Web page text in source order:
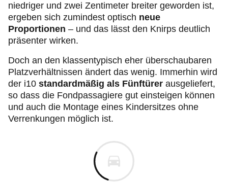
niedriger und zwei Zentimeter breiter geworden ist,
ergeben sich zumindest optisch neue
Proportionen – und das lässt den Knirps deutlich
präsenter wirken.
Doch an den klassentypisch eher überschaubaren
Platzverhältnissen ändert das wenig. Immerhin wird
der i10 standardmäßig als Fünftürer ausgeliefert,
so dass die Fondpassagiere gut einsteigen können
und auch die Montage eines Kindersitzes ohne
Verrenkungen möglich ist.